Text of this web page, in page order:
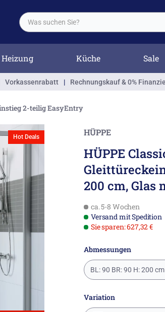
Heizung Küche Sale
Vorkassenrabatt | Rechnungskauf & 0%
2-teilig EasyEntry
Hot Deals HÜPPE
HÜPPE
200 cm, Glas
ca. 5-8 Wochen
Versand mit Spedition
Sie sparen: 627,32 €
Abmessungen
BL: 90 BR: 90 H: 200 cm
Variation